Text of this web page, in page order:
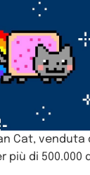
Cat, venduta
più di 500.000